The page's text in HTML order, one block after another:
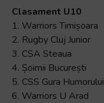
Clasament U10
1. Warriors Timișoara
2. Rugby Cluj Junior
3. CSA Steaua
4. Șoimii București
5. CSS Gura Humorului
6. Warriors U Arad